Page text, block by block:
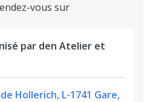
vous sur
par den Atelier et
Hollerich, L-1741 Gare,